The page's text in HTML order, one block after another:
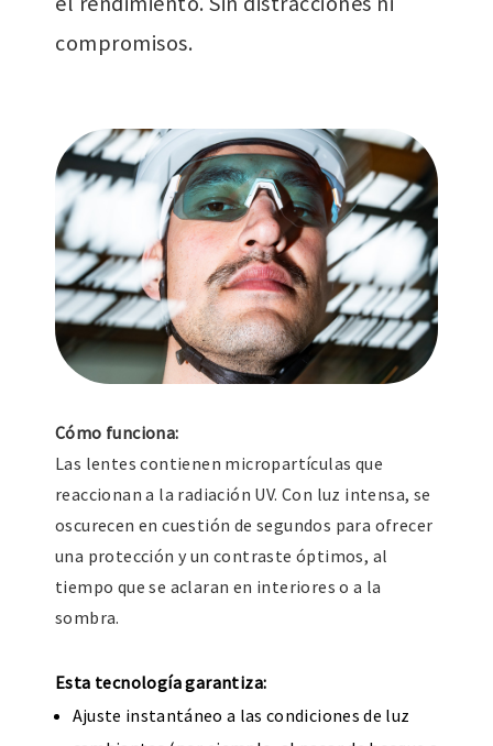
compromisos.
Cómo funciona:
Las lentes contienen micropartículas que
reaccionan a la radiación UV. Con luz intensa, se
oscurecen en cuestión de segundos para ofrecer
una protección y un contraste óptimos, al
tiempo que se aclaran en interiores o a la
sombra.
Esta tecnología garantiza:
Ajuste instantáneo a las condiciones de luz